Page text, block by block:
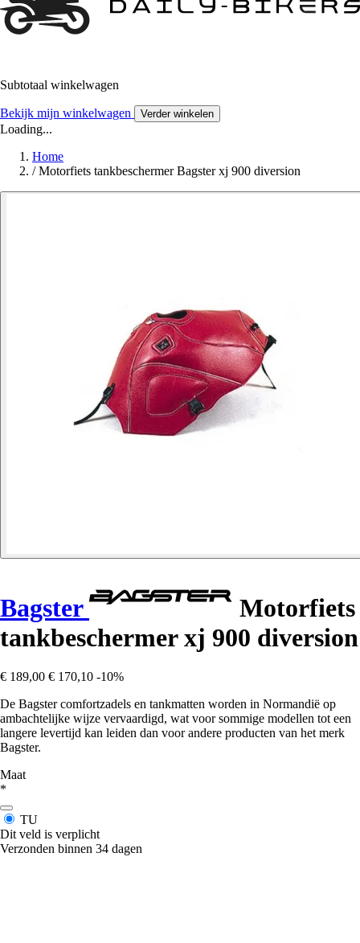
Subtotaal winkelwagen
Bekijk mijn winkelwagen Verder winkelen
Loading...
Home
/ Motorfiets tankbeschermer Bagster xj 900 diversion
Bagster
Motorfiets
tankbeschermer xj 900 diversion
€ 189,00 € 170,10 -10%
De Bagster comfortzadels en tankmatten worden in Normandië op
ambachtelijke wijze vervaardigd, wat voor sommige modellen tot een
langere levertijd kan leiden dan voor andere producten van het merk
Bagster.
Maat
*
TU
Dit veld is verplicht
Verzonden binnen 34 dagen